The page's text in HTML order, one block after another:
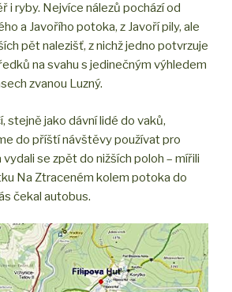
i ryby. Nejvíce nálezů pochází od
a Javořího potoka, z Javoří pily, ale
pět nalezišť, z nichž jedno potvrzuje
na svahu s jedinečným výhledem
zvanou Luzný.
stejně jako dávní lidé do vaků,
do příští návštěvy používat pro
se zpět do nižších poloh – mířili
Na Ztraceném kolem potoka do
čekal autobus.